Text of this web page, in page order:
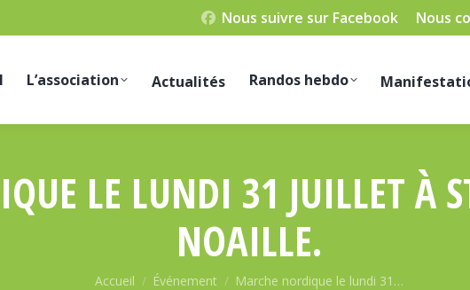
Nous suivre sur Facebook Nous
L’association Actualités Randos hebdo
LE LUNDI 31 JUILLET À
NOAILLE.
Vous êtes ici :
Accueil Événement Marche nordique le lundi 31…